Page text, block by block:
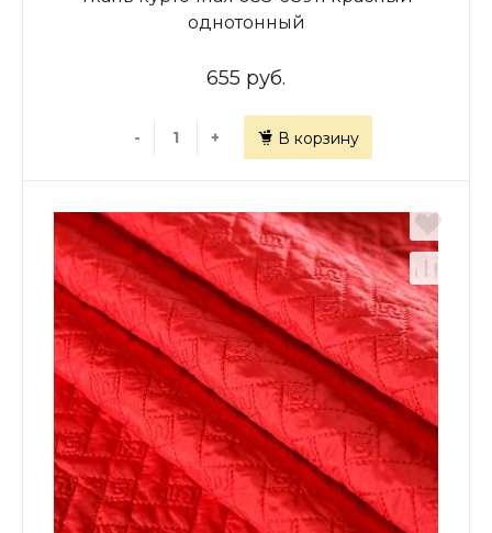
однотонный
655 руб.
- + В корзину